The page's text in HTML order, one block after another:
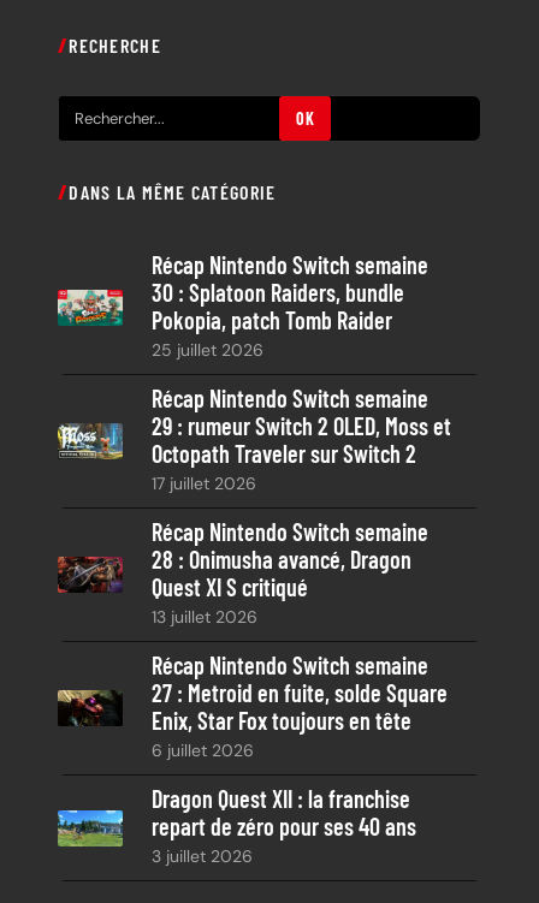
RECHERCHE
e
h
c
h
OK
DANS LA MÊME CATÉGORIE
Récap Nintendo Switch semaine
30 : Splatoon Raiders, bundle
Pokopia, patch Tomb Raider
25 juillet 2026
Récap Nintendo Switch semaine
29 : rumeur Switch 2 OLED, Moss et
Octopath Traveler sur Switch 2
17 juillet 2026
Récap Nintendo Switch semaine
28 : Onimusha avancé, Dragon
Quest XI S critiqué
13 juillet 2026
Récap Nintendo Switch semaine
27 : Metroid en fuite, solde Square
Enix, Star Fox toujours en tête
6 juillet 2026
Dragon Quest XII : la franchise
repart de zéro pour ses 40 ans
3 juillet 2026